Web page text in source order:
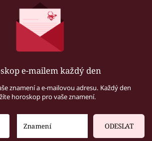
e-mailem každý den
znamení a e-mailovou adresu. Každý den
horoskop pro vaše znamení.
ODESLAT